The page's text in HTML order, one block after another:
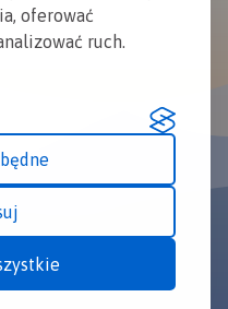
oferować
ruch.